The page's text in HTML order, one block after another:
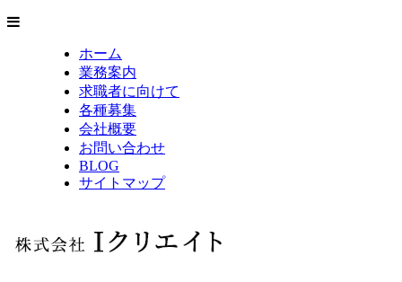
ホーム
業務案内
求職者に向けて
各種募集
会社概要
お問い合わせ
BLOG
サイトマップ